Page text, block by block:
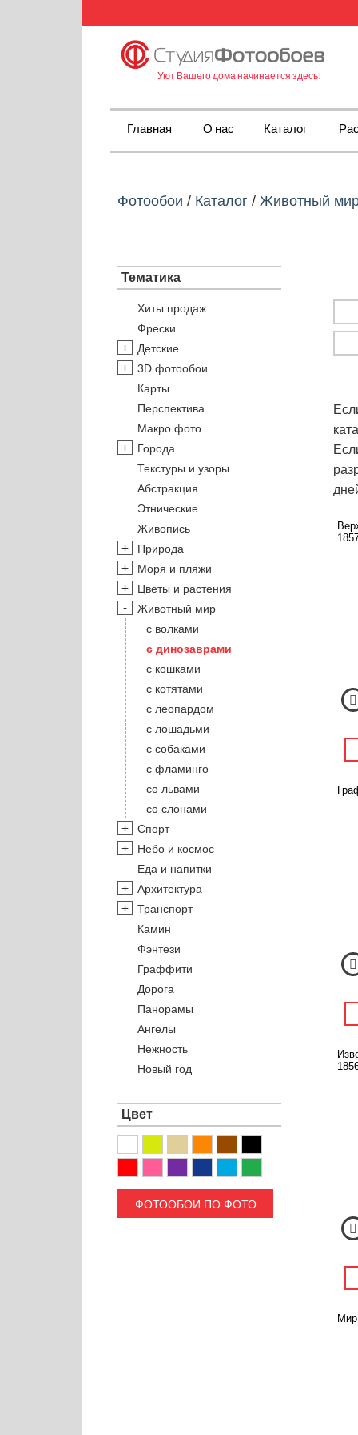
Уют Вашего дома начинается здесь!
Главная О нас Каталог
Фотообои / Каталог / Животный
Тематика
Хиты продаж
Фрески
Детские
3D фотообои
Карты
Перспектива
Макро фото
Города
Текстуры и узоры
Абстракция
Этнические
Живопись
Природа
Моря и пляжи
Цветы и растения
Животный мир
с волками
с динозаврами
с кошками
с котятами
с леопардом
с лошадьми
с собаками
с фламинго
со львами
со слонами
Спорт
Небо и космос
Еда и напитки
Архитектура
Транспорт
Камин
Фэнтези
Граффити
Дорога
Панорамы
Ангелы
Нежность
Новый год
Цвет
ФОТООБОИ ПО ФОТО